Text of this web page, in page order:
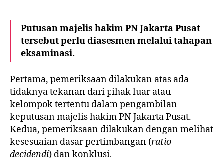
Putusan majelis hakim PN Jakarta Pusat
tersebut perlu diasesmen melalui tahapan
eksaminasi.
Pertama, pemeriksaan dilakukan atas ada
tidaknya tekanan dari pihak luar atau
kelompok tertentu dalam pengambilan
keputusan majelis hakim PN Jakarta Pusat.
Kedua, pemeriksaan dilakukan dengan melihat
kesesuaian dasar pertimbangan (ratio
decidendi) dan konklusi.